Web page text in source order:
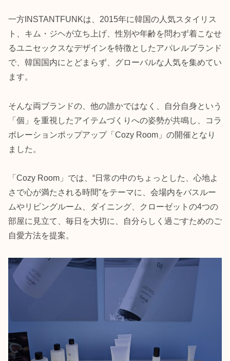
一方INSTANTFUNKは、2015年に韓国の人気スタイリス
ト、キム・ジヘが立ち上げ、性別や年齢を問わず着こなせ
るユニセックスなデザインを特徴としたアパレルブランド
で、韓国国内にとどまらず、グローバルな人気を集めてい
ます。
そんな両ブランドの、他の誰かではなく、自分自身という
「個」を重視したアイテムづくりへの姿勢が共鳴し、コラ
ボレーションポップアップ「Cozy Room」の開催となり
ました。
「Cozy Room」では、“日常の中のちょっとした、心地よ
さで心が満たされる時間”をテーマに、会場内をバスルー
ムやリビングルーム、ダイニング、クローゼットの4つの
部屋に見立て、毎日を大切に、自分らしく過ごすためのご
自愛方法を提案。